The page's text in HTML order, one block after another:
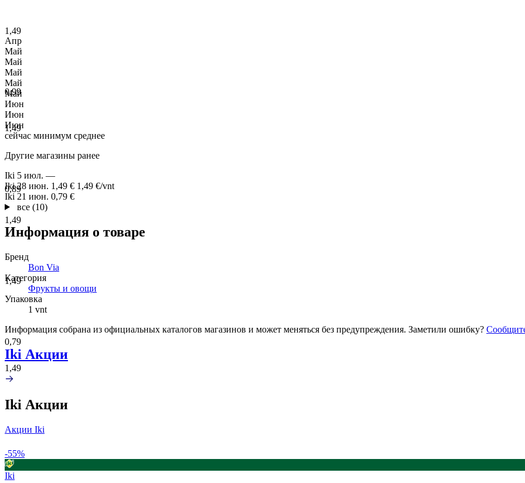
1,49
0,99
1,49
0,89
1,49
1,49
0,79
1,49
Апр
Май
Май
Май
Май
Май
Июн
Июн
Июн
сейчас минимум среднее
Другие магазины ранее
Iki 5 июл. —
Iki28 июн. 1,49 € 1,49 €/vnt
Iki 21 июн. 0,79 €
все (10)
Информация о товаре
Бренд
Bon Via
Категория
Фрукты и овощи
Упаковка
1 vnt
Информация собрана из официальных каталогов магазинов и может меняться без предупреждения. Заметили ошибку?
Iki Акции
Iki Акции
Акции Iki
-55%
Iki